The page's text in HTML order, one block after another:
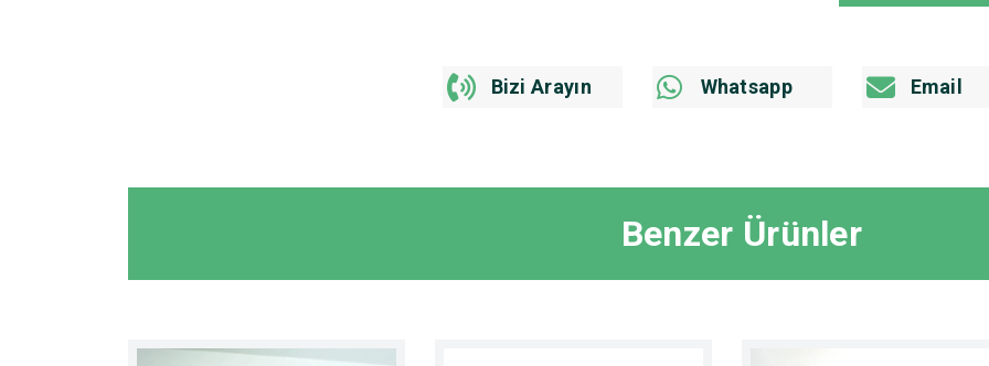
Bizi Arayın Whatsapp Email
Benzer Ürünler